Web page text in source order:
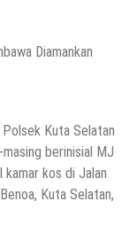
Polsek Kuta Selatan
masing berinisial MJ
kos di Jalan
Kuta Selatan,